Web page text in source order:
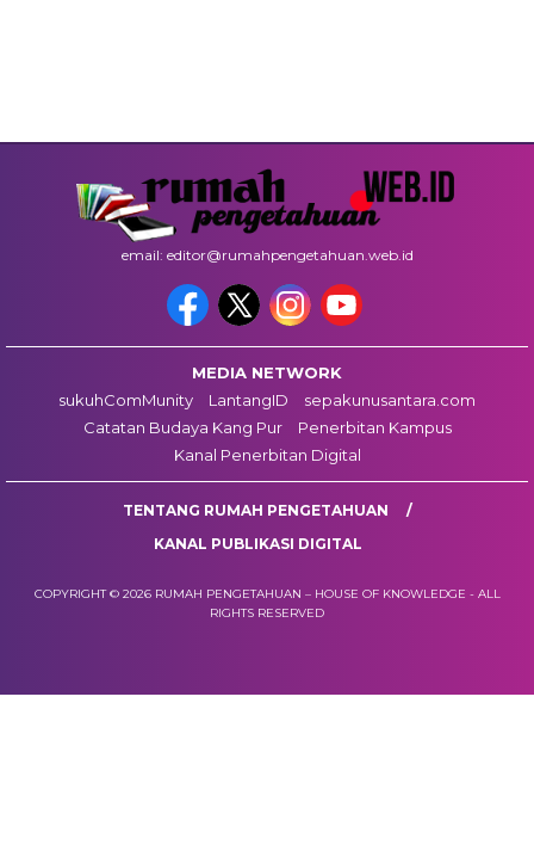
email: editor@rumahpengetahuan.web.id
MEDIA NETWORK
sukuhComMunity
LantangID
sepakunusantara.com
Catatan Budaya Kang Pur
Penerbitan Kampus
Kanal Penerbitan Digital
TENTANG RUMAH PENGETAHUAN
KANAL PUBLIKASI DIGITAL
COPYRIGHT © 2026 RUMAH PENGETAHUAN – HOUSE OF KNOWLEDGE - ALL
RIGHTS RESERVED